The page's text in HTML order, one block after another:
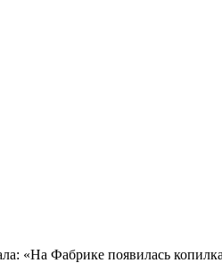
«На Фабрике появилась